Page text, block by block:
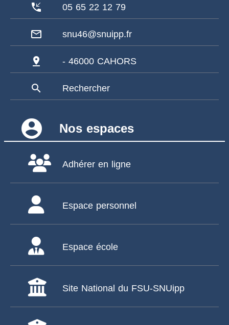
phone_callback 05 65 22 12 79
mail_outline snu46@snuipp.fr
pin_drop - 46000 CAHORS
search Rechercher
account_circle Nos espaces
Adhérer en ligne
Espace personnel
Espace école
Site National du FSU-SNUipp